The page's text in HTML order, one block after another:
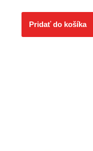
Pridať do košíka